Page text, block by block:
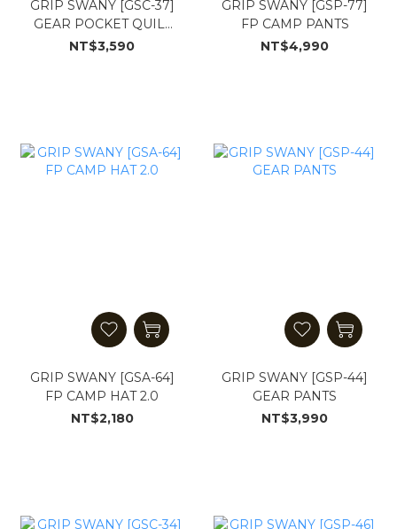
GRIP SWANY [GSC-37]
GEAR POCKET QUILT
CREW
NT$3,590
GRIP SWANY [GSP-77]
FP CAMP PANTS
NT$4,990
GRIP SWANY [GSA-64]
FP CAMP HAT 2.0
NT$2,180
GRIP SWANY [GSP-44]
GEAR PANTS
NT$3,990